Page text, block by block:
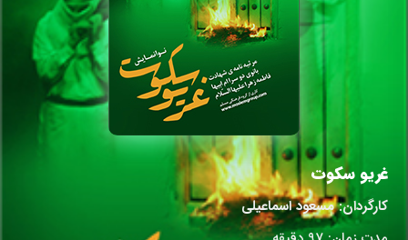
غریو سکوت
کارگردان:مسعود اسماعیلی